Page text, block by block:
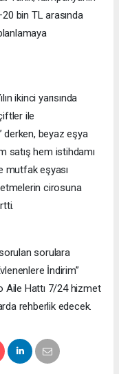
bin TL arasında
ikinci yarısında
ile
derken, beyaz eşya
satış hem istihdamı
mutfak eşyası
cirosuna
sorulan sorulara
İndirim”
Aile Hattı 7/24 hizmet
rehberlik edecek.